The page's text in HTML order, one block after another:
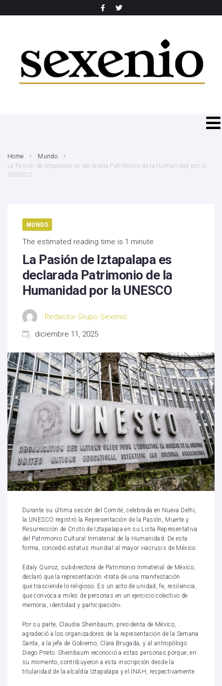
Home
Mundo
La Pasión de Iztapalapa es declarada Patrimonio de la Humanidad por la
UNESCO
MUNDO
The estimated reading time is 1 minute
La Pasión de Iztapalapa es
declarada Patrimonio de la
Humanidad por la UNESCO
Redactor Grupo Sexenio
diciembre 11, 2025
Durante su última sesión del Comité, celebrada en Nueva Delhi,
la UNESCO registró la Representación de la Pasión, Muerte y
Resurrección de Cristo de Iztapalapa en su Lista Representativa
del Patrimonio Cultural Inmaterial de la Humanidad. De esta
forma, concedió estatus mundial al mayor viacrusis de México.
Edaly Quiroz, subdirectora de Patrimonio Inmaterial de México,
declaró que la representación «trata de una manifestación
que trasciende lo religioso. Es un acto de unidad, fe, resiliencia,
que convoca a miles de personas en un ejercicio colectivo de
memoria, identidad y participación».
Por su parte, Claudia Sheinbaum, presidenta de México,
agradeció a los organizadores de la representación de la Semana
Santa, a la jefa de Gobierno, Clara Brugada, y al antropólogo
Diego Prieto. Sheinbaum reconoció a estas personas porque, en
su momento, contribuyeron a esta inscripción desde la
titularidad de la alcaldía Iztapalapa y el INAH, respectivamente.
SEARCH THIS WEBSITE